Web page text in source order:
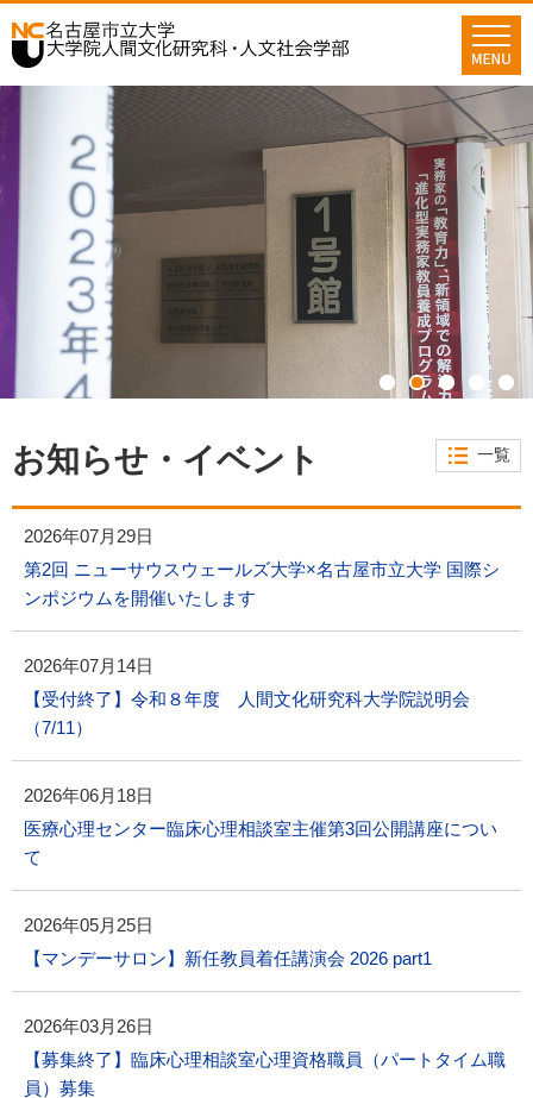
ロ
ー
ビ
文
へ
ッ
タ
1 2 3 4 5
お知らせ・イベント 一覧
2026年07月29日
第2回 ニューサウスウェールズ大学×名古屋市立大学 国際シ
ンポジウムを開催いたします
2026年07月14日
【受付終了】令和８年度 人間文化研究科大学院説明会
（7/11）
2026年06月18日
医療心理センター臨床心理相談室主催第3回公開講座につい
て
2026年05月25日
【マンデーサロン】新任教員着任講演会 2026 part1
2026年03月26日
【募集終了】臨床心理相談室心理資格職員（パートタイム職
員）募集